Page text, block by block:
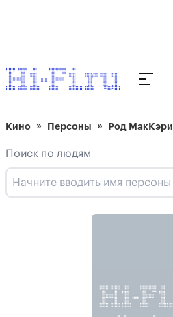
Кино Персоны Род МакКэри
Поиск по людям